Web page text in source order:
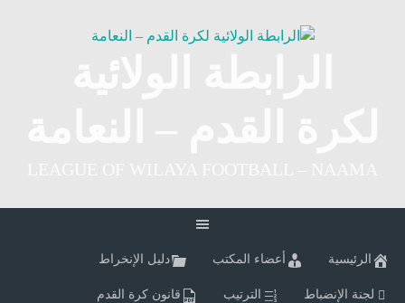
الرئيسية أعضاء المكتب دليل الإنخراط
لجنة الإنضباط الترتيب قانون كرة القدم